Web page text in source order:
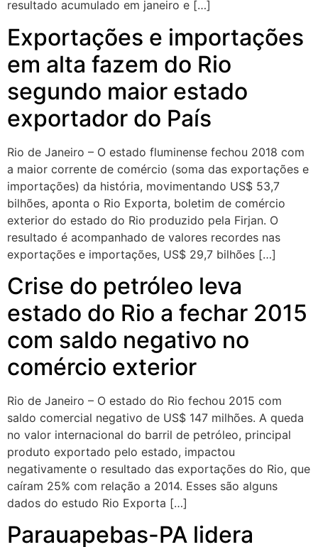
resultado acumulado em janeiro e […]
Exportações e importações
em alta fazem do Rio
segundo maior estado
exportador do País
Rio de Janeiro – O estado fluminense fechou 2018 com
a maior corrente de comércio (soma das exportações e
importações) da história, movimentando US$ 53,7
bilhões, aponta o Rio Exporta, boletim de comércio
exterior do estado do Rio produzido pela Firjan. O
resultado é acompanhado de valores recordes nas
exportações e importações, US$ 29,7 bilhões […]
Crise do petróleo leva
estado do Rio a fechar 2015
com saldo negativo no
comércio exterior
Rio de Janeiro – O estado do Rio fechou 2015 com
saldo comercial negativo de US$ 147 milhões. A queda
no valor internacional do barril de petróleo, principal
produto exportado pelo estado, impactou
negativamente o resultado das exportações do Rio, que
caíram 25% com relação a 2014. Esses são alguns
dados do estudo Rio Exporta […]
Parauapebas-PA lidera